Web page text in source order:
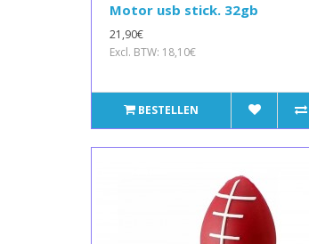
Motor usb stick. 32gb
21,90€
Excl. BTW: 18,10€
BESTELLEN